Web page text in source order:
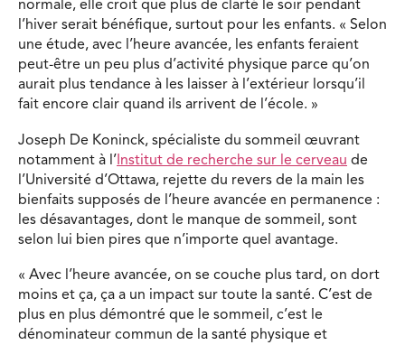
normale, elle croit que plus de clarté le soir pendant
l’hiver serait bénéfique, surtout pour les enfants. « Selon
une étude, avec l’heure avancée, les enfants feraient
peut-être un peu plus d’activité physique parce qu’on
aurait plus tendance à les laisser à l’extérieur lorsqu’il
fait encore clair quand ils arrivent de l’école. »
Joseph De Koninck, spécialiste du sommeil œuvrant
notamment à l’ Institut de recherche sur le cerveau de
l’Université d’Ottawa, rejette du revers de la main les
bienfaits supposés de l’heure avancée en permanence :
les désavantages, dont le manque de sommeil, sont
selon lui bien pires que n’importe quel avantage.
« Avec l’heure avancée, on se couche plus tard, on dort
moins et ça, ça a un impact sur toute la santé. C’est de
plus en plus démontré que le sommeil, c’est le
dénominateur commun de la santé physique et